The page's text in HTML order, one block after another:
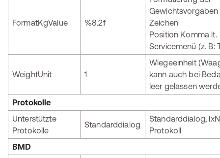
FormatKgValue %8.2f
Gewichtsvorgaben
Zeichen
Position Komma lt.
Servicemenü (z. B:
WeightUnit 1
Wiegeeinheit
kann auch bei
leer gelassen
Protokolle
Unterstützte
Protokolle
Standarddialog
Standarddialog,
Protokoll
BMD